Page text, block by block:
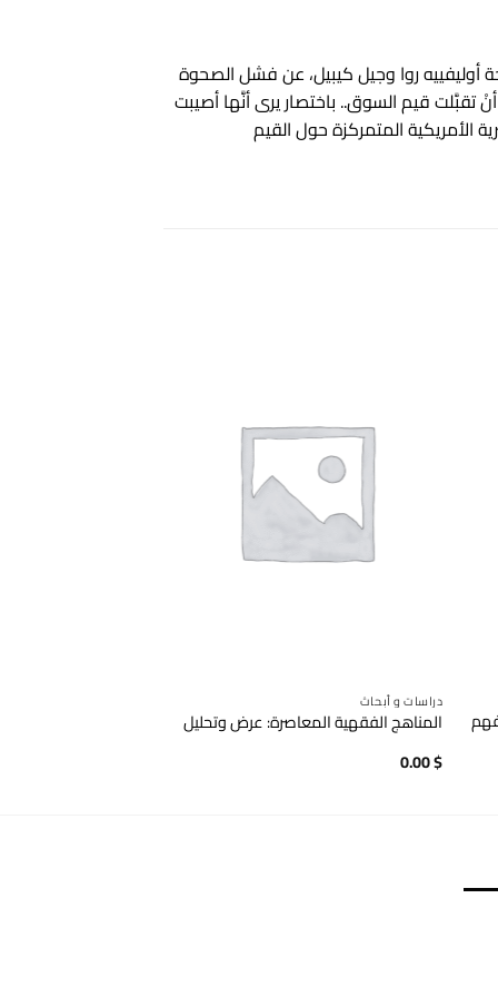
أوليفييه روا وجيل كيبيل، عن فشل الصحوة
تقبَّلت قيم السوق.. باختصار يرى أنَّها أصيبت
الأمريكية المتمركزة حول القيم
دراسات و أبحاث
المناهج الفقهية المعاصرة: عرض وتحليل
0.00$